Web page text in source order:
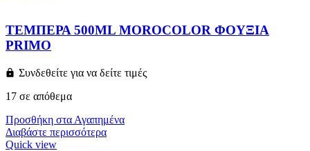
ΤΕΜΠΕΡΑ 500ML MOROCOLOR ΦΟΥΞΙΑ
PRIMO
Συνδεθείτε για να δείτε τιμές
17 σε απόθεμα
Προσθήκη στα Αγαπημένα
Διαβάστε περισσότερα
Quick view